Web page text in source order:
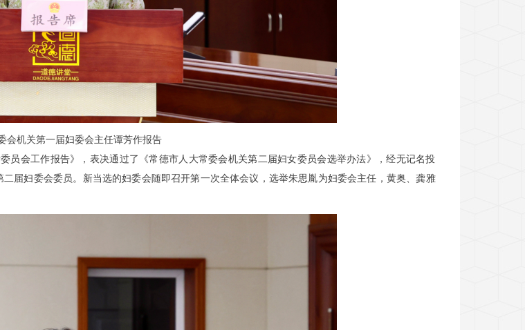
会机关第一届妇委会主任谭芳作报告
员会工作报告》，表决通过了《常德市人大常委会机关第二届妇女委员会选举办法》，经无记名投
届妇委会委员。新当选的妇委会随即召开第一次全体会议，选举朱思胤为妇委会主任，黄奥、龚雅